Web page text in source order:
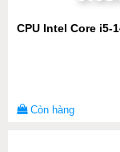
CPU Intel Core i5-
Còn hàng